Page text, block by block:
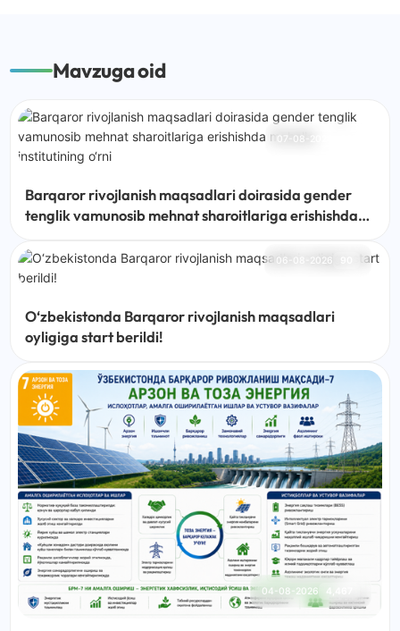
Mavzuga oid
07-08-2026
Barqaror rivojlanish maqsadlari doirasida gender
tenglik vamunosib mehnat sharoitlariga erishishda
06-08-2026
O‘zbekistonda Barqaror rivojlanish maqsadlari
oyligiga start berildi!
04-08-2026 4,467